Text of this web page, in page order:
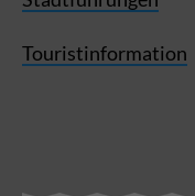
Touristinformation